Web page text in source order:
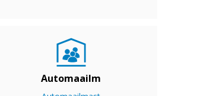
Automaailm